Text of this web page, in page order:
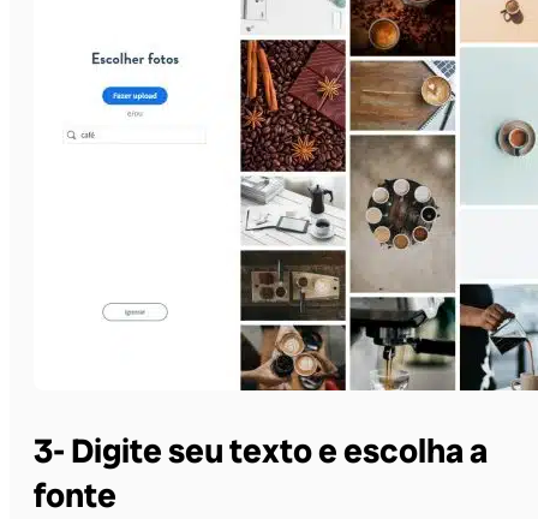
3- Digite seu texto e escolha a
fonte